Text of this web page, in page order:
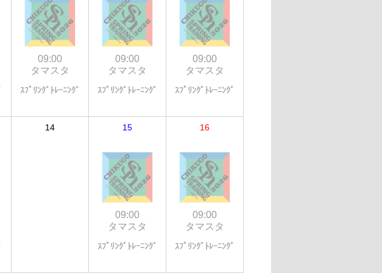
09:00
タマスタ
ｽﾌﾟﾘﾝｸﾞﾄﾚｰﾆﾝｸﾞ
09:00
タマスタ
ｽﾌﾟﾘﾝｸﾞﾄﾚｰﾆﾝｸﾞ
09:00
タマスタ
ｽﾌﾟﾘﾝｸﾞﾄﾚｰﾆﾝｸﾞ
14 15
09:00
タマスタ
ｽﾌﾟﾘﾝｸﾞﾄﾚｰﾆﾝｸﾞ
16
09:00
タマスタ
ｽﾌﾟﾘﾝｸﾞﾄﾚｰﾆﾝｸﾞ